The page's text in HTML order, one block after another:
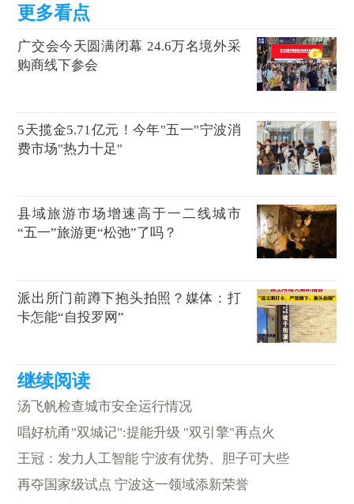
广交会今天圆满闭幕 24.6万名境外采
购商线下参会
5天揽金5.71亿元！今年"五一"宁波消
费市场"热力十足"
县域旅游市场增速高于一二线城市
“五一”旅游更“松弛”了吗？
派出所门前蹲下抱头拍照？媒体：打
卡怎能“自投罗网”
汤飞帆检查城市安全运行情况
唱好杭甬"双城记":提能升级 "双引擎"再点火
王冠：发力人工智能 宁波有优势、胆子可大些
再夺国家级试点 宁波这一领域添新荣誉